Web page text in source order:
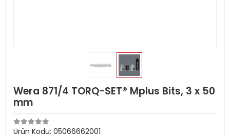
Wera 871/4 TORQ-SET® Mplus Bits, 3 x 50
mm
Ürün Kodu: 05066662001